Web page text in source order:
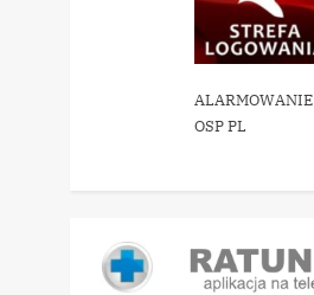
ALARMOWANIE
OSP PL